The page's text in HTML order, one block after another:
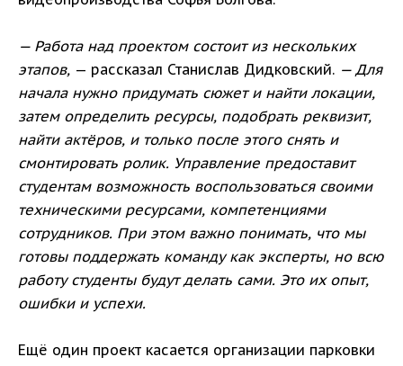
— Работа над проектом состоит из нескольких
этапов, — рассказал Станислав Дидковский. — Для
начала нужно придумать сюжет и найти локации,
затем определить ресурсы, подобрать реквизит,
найти актёров, и только после этого снять и
смонтировать ролик. Управление предоставит
студентам возможность воспользоваться своими
техническими ресурсами, компетенциями
сотрудников. При этом важно понимать, что мы
готовы поддержать команду как эксперты, но всю
работу студенты будут делать сами. Это их опыт,
ошибки и успехи.
Ещё один проект касается организации парковки